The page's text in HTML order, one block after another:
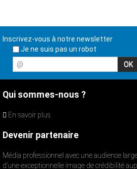
Inscrivez-vous à notre newsletter
Je ne suis pas un robot
@
Qui sommes-nous ?
En savoir plus
Devenir partenaire
Média professionnel avec une audience
d’une exceptionnelle image de crédibilité